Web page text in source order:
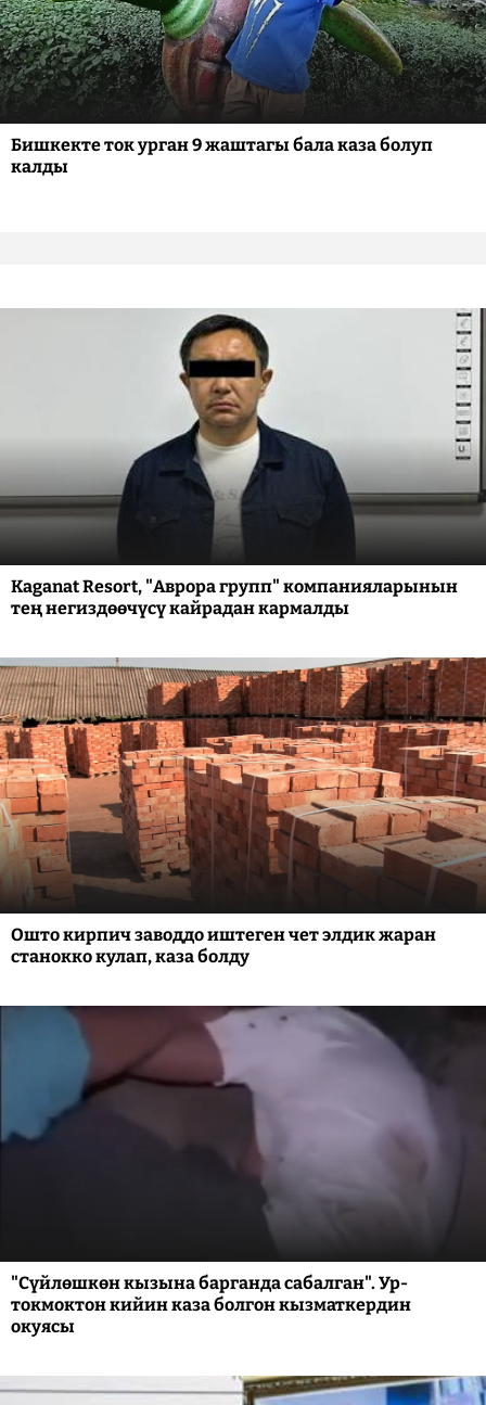
Бишкекте ток урган 9 жаштагы бала каза болуп
калды
Kaganat Resort, "Аврора групп" компанияларынын
тең негиздөөчүсү кайрадан кармалды
Ошто кирпич заводдо иштеген чет элдик жаран
станокко кулап, каза болду
"Сүйлөшкөн кызына барганда сабалган". Ур-
токмоктон кийин каза болгон кызматкердин
окуясы